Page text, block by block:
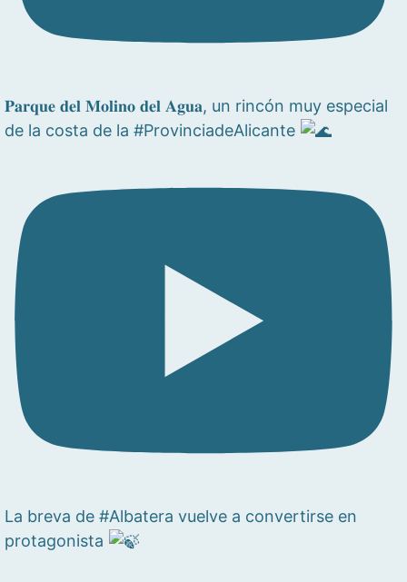
𝐏𝐚𝐫𝐪𝐮𝐞 𝐝𝐞𝐥 𝐌𝐨𝐥𝐢𝐧𝐨 𝐝𝐞𝐥 𝐀𝐠𝐮𝐚, un rincón muy especial
de la costa de la #ProvinciadeAlicante
La breva de #Albatera vuelve a convertirse en
protagonista